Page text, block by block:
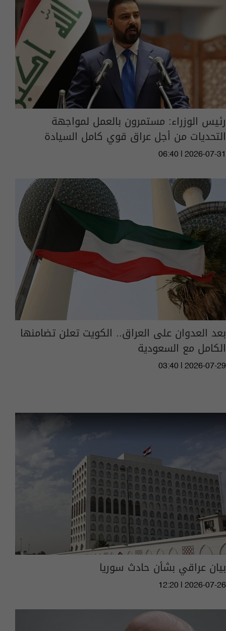
رئيس الوزراء: مستمرون بالعمل لمواجهة
التحديات من أجل عراق قوي كامل السيادة
06:40 | 2026-07-31
بعد العدوان على العراق.. الكويت تعلن تضامنها
الكامل مع السعودية
03:40 | 2026-07-29
بيان عراقي بشأن حادث سوريا
12:20 | 2026-07-26